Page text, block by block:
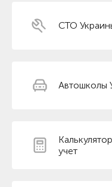
СТО
Автошколы
учет